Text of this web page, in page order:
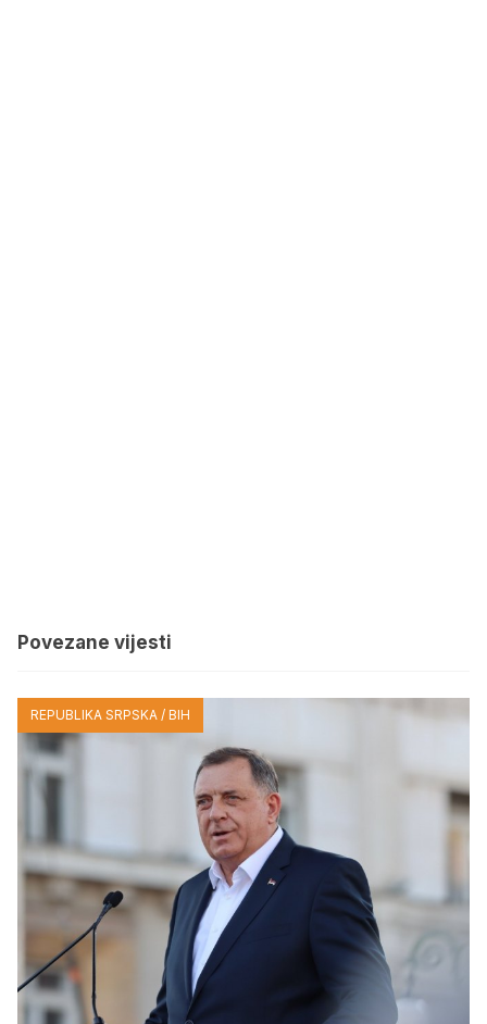
Povezane vijesti
REPUBLIKA SRPSKA / BIH